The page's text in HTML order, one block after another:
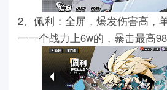
2、佩利：全屏，爆发伤害高，
一一个战力上6w的，暴击最高